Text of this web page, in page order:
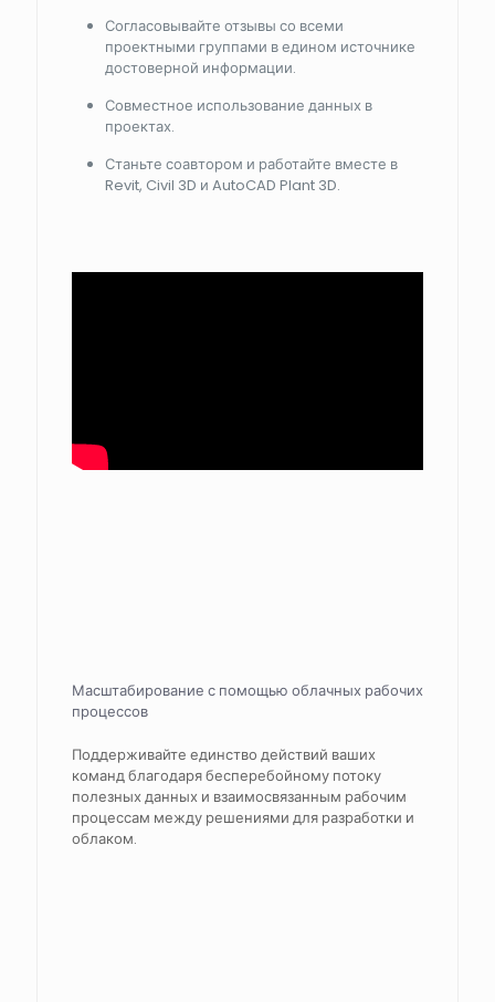
Согласовывайте отзывы со всеми
проектными группами в едином источнике
достоверной информации.
Совместное использование данных в
проектах.
Станьте соавтором и работайте вместе в
Revit, Civil 3D и AutoCAD Plant 3D.
Масштабирование с помощью облачных рабочих
процессов
Поддерживайте единство действий ваших
команд благодаря бесперебойному потоку
полезных данных и взаимосвязанным рабочим
процессам между решениями для разработки и
облаком.